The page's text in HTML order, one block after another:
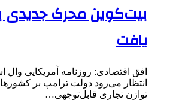
بیت‌کوین محرک جدیدی
یافت
افق اقتصادی: روزنامه آمریکایی
انتظار می‌رود دولت ترامپ بر
توازن تجاری قابل‌توجهی…